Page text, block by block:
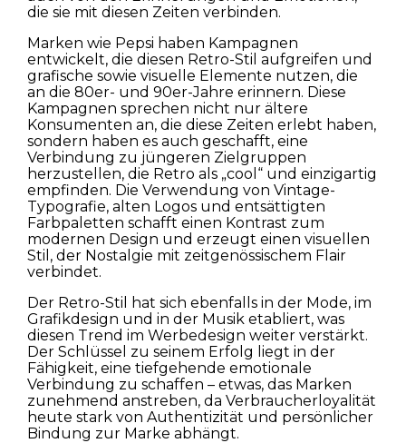
die sie mit diesen Zeiten verbinden.
Marken wie Pepsi haben Kampagnen
entwickelt, die diesen Retro-Stil aufgreifen und
grafische sowie visuelle Elemente nutzen, die
an die 80er- und 90er-Jahre erinnern. Diese
Kampagnen sprechen nicht nur ältere
Konsumenten an, die diese Zeiten erlebt haben,
sondern haben es auch geschafft, eine
Verbindung zu jüngeren Zielgruppen
herzustellen, die Retro als „cool“ und einzigartig
empfinden. Die Verwendung von Vintage-
Typografie, alten Logos und entsättigten
Farbpaletten schafft einen Kontrast zum
modernen Design und erzeugt einen visuellen
Stil, der Nostalgie mit zeitgenössischem Flair
verbindet.
Der Retro-Stil hat sich ebenfalls in der Mode, im
Grafikdesign und in der Musik etabliert, was
diesen Trend im Werbedesign weiter verstärkt.
Der Schlüssel zu seinem Erfolg liegt in der
Fähigkeit, eine tiefgehende emotionale
Verbindung zu schaffen – etwas, das Marken
zunehmend anstreben, da Verbraucherloyalität
heute stark von Authentizität und persönlicher
Bindung zur Marke abhängt.